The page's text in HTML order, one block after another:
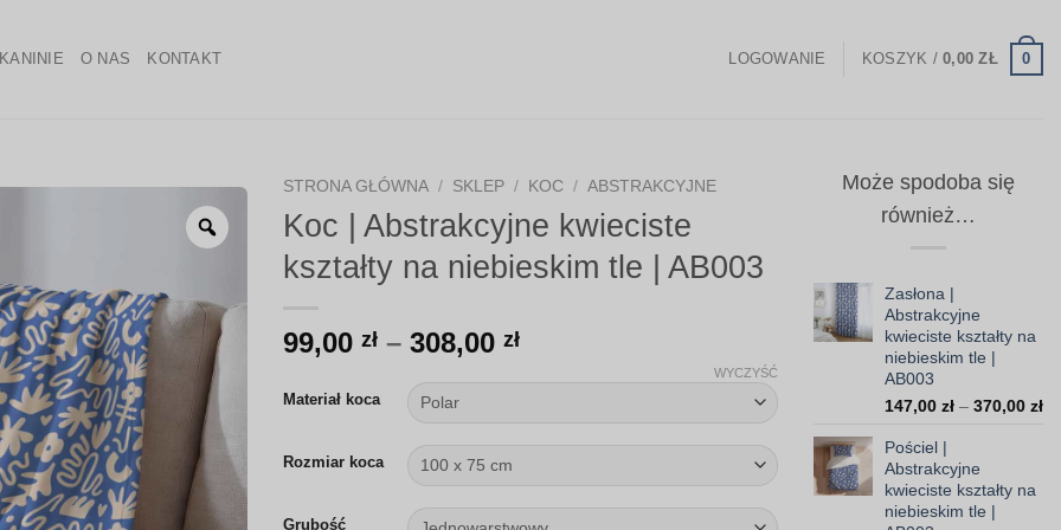
O NAS KONTAKT LOGOWANIE KOSZYK /0,00ZŁ 0
Zoom
STRONA GŁÓWNA / SKLEP / KOC / ABSTRAKCYJNE
Koc | Abstrakcyjne kwieciste
kształty na niebieskim tle | AB003
99,00 zł – 308,00 złZakres
99,00 zł
do
308,00 zł
Materiał koca
Rozmiar koca
Grubość
WYCZYŚĆ
Może spodoba się
również…
Zasłona |
Abstrakcyjne
kwieciste kształty na
niebieskim tle |
AB003
147,00 zł – 370,00 zł
Pościel |
Abstrakcyjne
kwieciste kształty na
niebieskim tle |